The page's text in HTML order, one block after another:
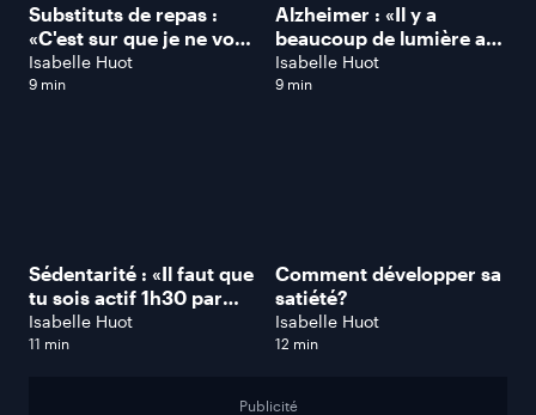
Substituts de repas :
«C'est sur que je ne vous
recommanderais pas de
manger que ça», dit
Isabelle Huot
9 min
Alzheimer : «Il y a
beaucoup de lumière au
bout du tunnel», dit Éric
Simard
Isabelle Huot
9 min
Sédentarité : «Il faut que
tu sois actif 1h30 par
jour», dit Doc Denis
Boucher
Isabelle Huot
11 min
Comment développer sa
satiété?
Isabelle Huot
12 min
Publicité